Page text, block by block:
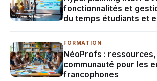
fonctionnalités et
du temps étudiants et
FORMATION
NéoProfs :
communauté pour les
francophones